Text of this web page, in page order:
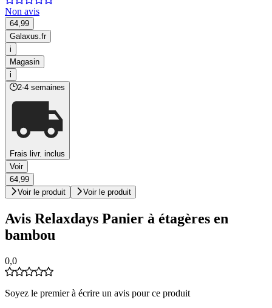
Non avis
64,99
Galaxus.fr
i
Magasin
i
2-4 semaines
Frais livr. inclus
Voir
64,99
Voir le produit
Voir le produit
Avis Relaxdays Panier à étagères en
bambou
0,0
Soyez le premier à écrire un avis pour ce produit